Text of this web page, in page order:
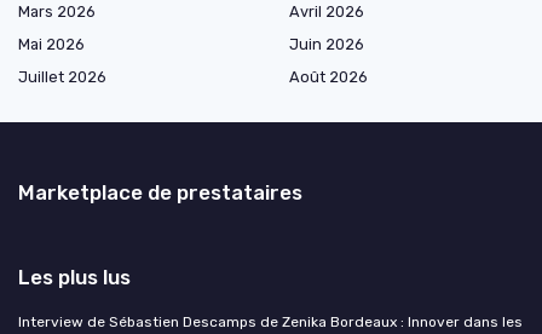
Mars 2026
Avril 2026
Mai 2026
Juin 2026
Juillet 2026
Août 2026
Marketplace de prestataires
Les plus lus
Interview de Sébastien Descamps de Zenika Bordeaux : Innover dans les